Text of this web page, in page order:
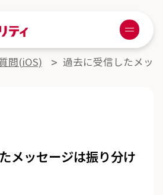
ティ
Menu
問(iOS) 過去に受信したメッ
メッセージは振り分け